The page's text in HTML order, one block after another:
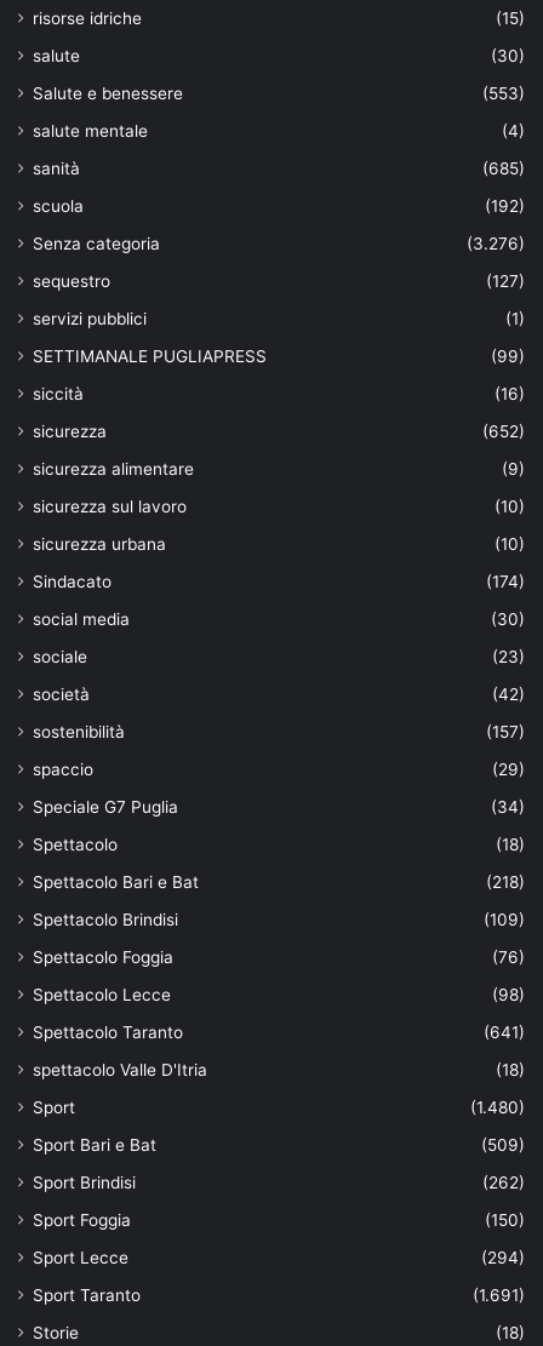
risorse idriche
(15)
salute
(30)
Salute e benessere
(553)
salute mentale
(4)
sanità
(685)
scuola
(192)
Senza categoria
(3.276)
sequestro
(127)
servizi pubblici
(1)
SETTIMANALE PUGLIAPRESS
(99)
siccità
(16)
sicurezza
(652)
sicurezza alimentare
(9)
sicurezza sul lavoro
(10)
sicurezza urbana
(10)
Sindacato
(174)
social media
(30)
sociale
(23)
società
(42)
sostenibilità
(157)
spaccio
(29)
Speciale G7 Puglia
(34)
Spettacolo
(18)
Spettacolo Bari e Bat
(218)
Spettacolo Brindisi
(109)
Spettacolo Foggia
(76)
Spettacolo Lecce
(98)
Spettacolo Taranto
(641)
spettacolo Valle D'Itria
(18)
Sport
(1.480)
Sport Bari e Bat
(509)
Sport Brindisi
(262)
Sport Foggia
(150)
Sport Lecce
(294)
Sport Taranto
(1.691)
Storie
(18)